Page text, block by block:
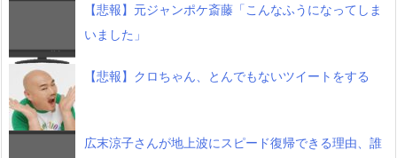
【悲報】元ジャンポケ斎藤「こんなふうになってしま
いました」
【悲報】クロちゃん、とんでもないツイートをする
広末涼子さんが地上波にスピード復帰できる理由、誰